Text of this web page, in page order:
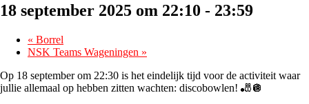
18 september 2025 om 22:10 - 23:59
« Borrel
NSK Teams Wageningen »
Op 18 september om 22:30 is het eindelijk tijd voor de activiteit waar
jullie allemaal op hebben zitten wachten: discobowlen! 🎳🪩